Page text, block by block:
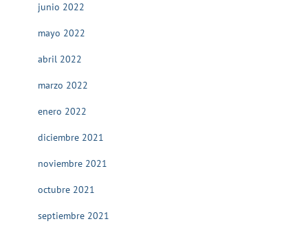
junio 2022
mayo 2022
abril 2022
marzo 2022
enero 2022
diciembre 2021
noviembre 2021
octubre 2021
septiembre 2021